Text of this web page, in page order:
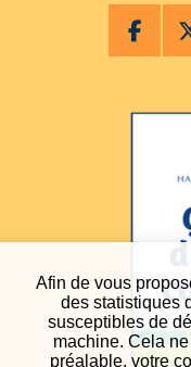
Afin de vous
des statistiques
susceptibles de
machine. Cela
préalable, votre